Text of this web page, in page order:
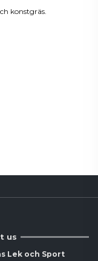
konstgräs.
us
Lek och Sport